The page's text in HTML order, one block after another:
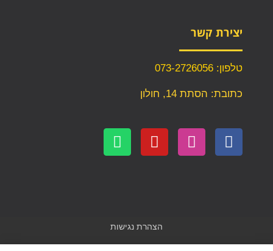
יצירת קשר
טלפון: 073-2726056
כתובת: הסתת 14, חולון
הצהרת נגישות